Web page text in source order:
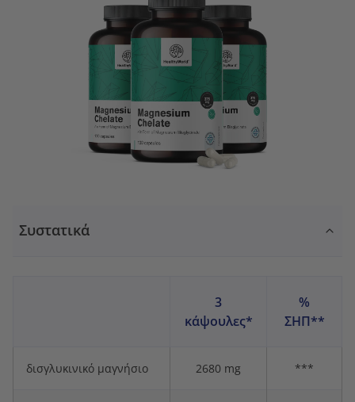
Συστατικά
3
κάψουλες*
%
ΣΗΠ**
δισγλυκινικό μαγνήσιο 2680 mg ***